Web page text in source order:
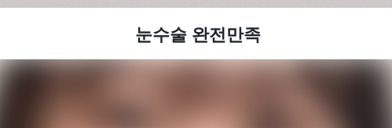
눈수술 완전만족